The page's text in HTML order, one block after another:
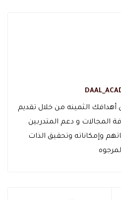
الثمينه من خلال تقديم
المجالات و دعم المتدربين
وإمكاناته وتحقيق الذات